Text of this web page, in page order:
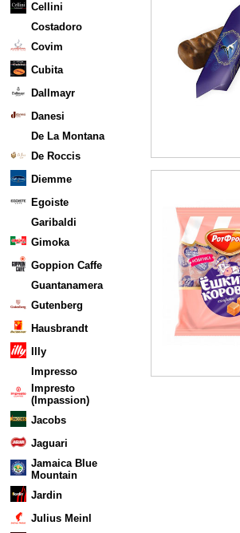
Cellini
Costadoro
Covim
Cubita
Dallmayr
Danesi
De La Montana
De Roccis
Diemme
Egoiste
Garibaldi
Gimoka
Goppion Caffe
Guantanamera
Gutenberg
Hausbrandt
Illy
Impresso
Impresto
(Impassion)
Jacobs
Jaguari
Jamaica Blue
Mountain
Jardin
Julius Meinl